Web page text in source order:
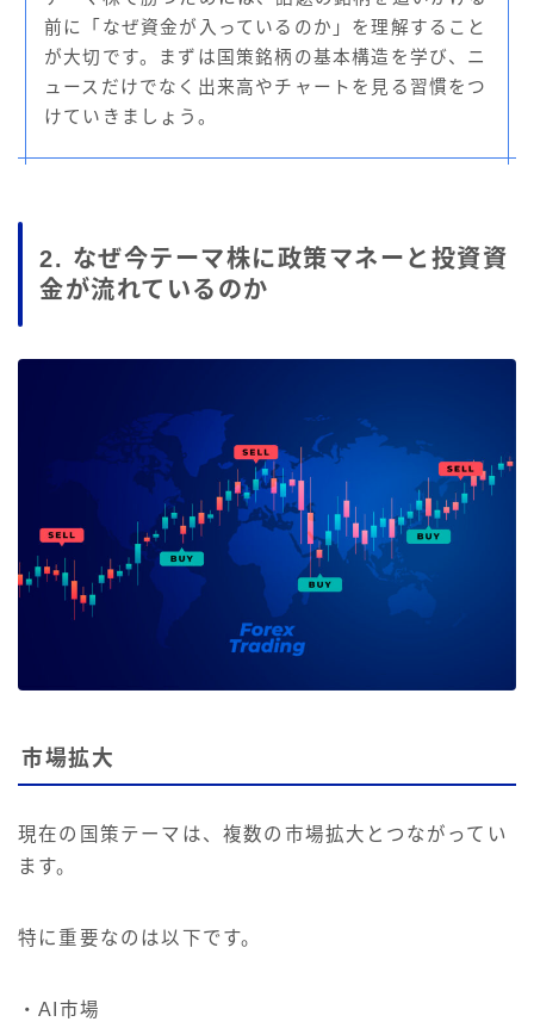
前に「なぜ資金が入っているのか」を理解すること
が大切です。まずは国策銘柄の基本構造を学び、ニ
ュースだけでなく出来高やチャートを見る習慣をつ
けていきましょう。
2. なぜ今テーマ株に政策マネーと投資資
金が流れているのか
市場拡大
現在の国策テーマは、複数の市場拡大とつながってい
ます。
特に重要なのは以下です。
・AI市場